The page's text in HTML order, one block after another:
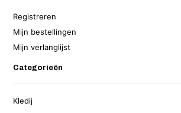
Registreren
Mijn bestellingen
Mijn verlanglijst
Categorieën
Kledij